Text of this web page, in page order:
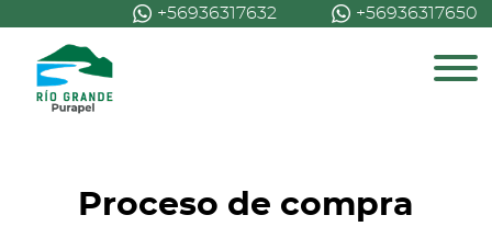
+56936317650
+56936317632
Proceso de compra